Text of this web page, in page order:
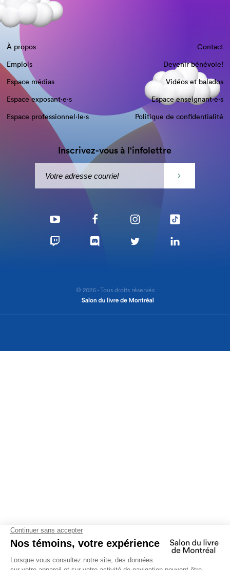
À propos
Contact
Emplois
Devenir bénévole!
Espace médias
Vidéos et balados
Espace exposant·e⋅s
Espace enseignant·e⋅s
Espace professionnel·le⋅s
Politique de confidentialité
Inscrivez-vous à l'infolettre
© 2026 - Tous droits réservés